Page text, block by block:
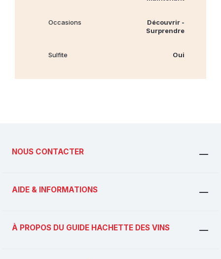
Occasions
Découvrir -
Surprendre
Sulfite Oui
NOUS CONTACTER
AIDE & INFORMATIONS
À PROPOS DU GUIDE HACHETTE DES VINS